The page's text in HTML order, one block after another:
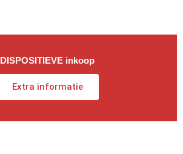
DISPOSITIEVE inkoop
Extra informatie